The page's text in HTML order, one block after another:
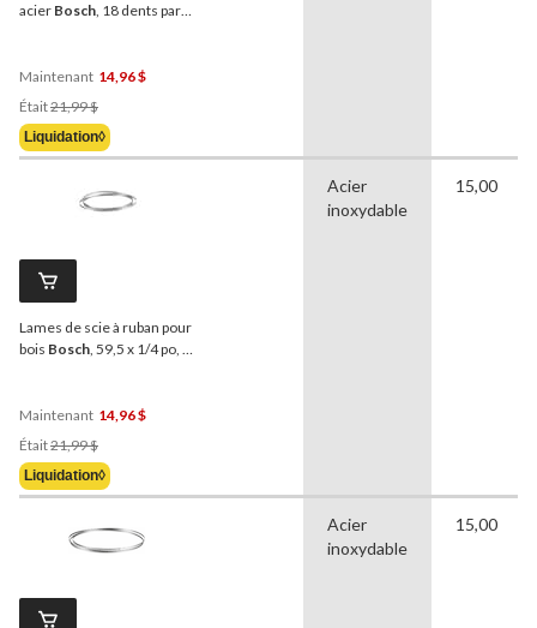
acier Bosch, 18 dents par
Maintenant 14,96 $
Était21,99 $
Était
21,99 $
Liquidation◊
Lames de scie à ruban pour
bois Bosch, 59,5 x 1/4 po, 6
Maintenant 14,96 $
Était21,99 $
Était
21,99 $
Liquidation◊
Acier
inoxydable
15,00
Acier
inoxydable
15,00